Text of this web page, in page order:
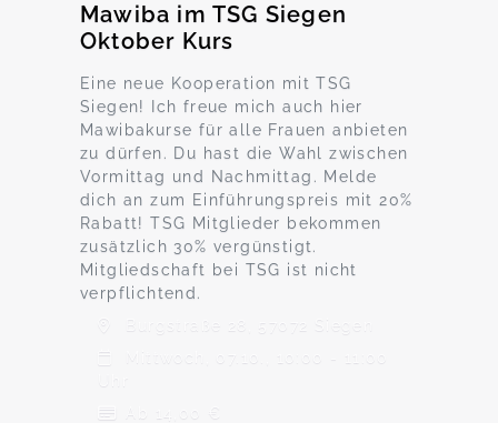
Mawiba im TSG Siegen
Oktober Kurs
Eine neue Kooperation mit TSG
Siegen! Ich freue mich auch hier
Mawibakurse für alle Frauen anbieten
zu dürfen. Du hast die Wahl zwischen
Vormittag und Nachmittag. Melde
dich an zum Einführungspreis mit 20%
Rabatt! TSG Mitglieder bekommen
zusätzlich 30% vergünstigt.
Mitgliedschaft bei TSG ist nicht
verpflichtend.
Burgstraße 28, 57072 Siegen
Mittwoch, 07.10., 10:00 - 11:00
Ab 14,00 €